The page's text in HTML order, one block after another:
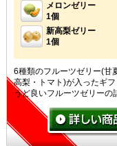
メロンゼリー
1個
新高梨ゼリー
1個
6種類のフルーツゼリー(甘
高梨・トマト)が入ったギ
うど良いフルーツゼリーの